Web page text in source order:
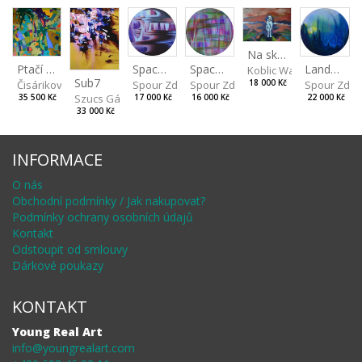
Ptačí perspektiva
Čisáriková Táňa
35 500 Kč
Sub7
Szucs Gábor
33 000 Kč
Spaces IV
Spour Zdeněk
17 000 Kč
Spaces III
Spour Zdeněk
16 000 Kč
Na skalách
Koblic Walterová
18 000 Kč
Landscape II
Spour
22 000 Kč
INFORMACE
O nás
Obchodní podmínky / Jak nakupovat?
Podmínky ochrany osobních údajů
Kontakt
Odstoupit od smlouvy
Dárkové poukazy
KONTAKT
Young Real Art
info@youngrealart.com